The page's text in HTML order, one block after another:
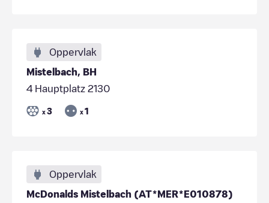
Oppervlak
Mistelbach, BH
4 Hauptplatz 2130
x 3 x 1
Oppervlak
McDonalds Mistelbach (AT*MER*E010878)